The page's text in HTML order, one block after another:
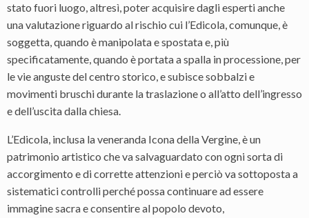
stato fuori luogo, altresì, poter acquisire dagli esperti anche
una valutazione riguardo al rischio cui l’Edicola, comunque, è
soggetta, quando è manipolata e spostata e, più
specificatamente, quando è portata a spalla in processione, per
le vie anguste del centro storico, e subisce sobbalzi e
movimenti bruschi durante la traslazione o all’atto dell’ingresso
e dell’uscita dalla chiesa.
L’Edicola, inclusa la veneranda Icona della Vergine, è un
patrimonio artistico che va salvaguardato con ogni sorta di
accorgimento e di corrette attenzioni e perciò va sottoposta a
sistematici controlli perché possa continuare ad essere
immagine sacra e consentire al popolo devoto,